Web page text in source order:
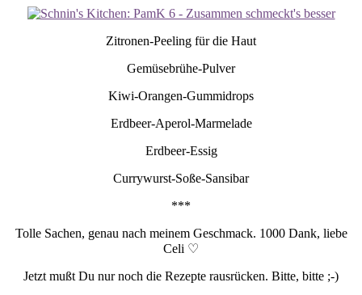
Zitronen-Peeling für die Haut
Gemüsebrühe-Pulver
Kiwi-Orangen-Gummidrops
Erdbeer-Aperol-Marmelade
Erdbeer-Essig
Currywurst-Soße-Sansibar
***
Tolle Sachen, genau nach meinem Geschmack. 1000 Dank, liebe
Celi ♡
Jetzt mußt Du nur noch die Rezepte rausrücken. Bitte, bitte ;-)